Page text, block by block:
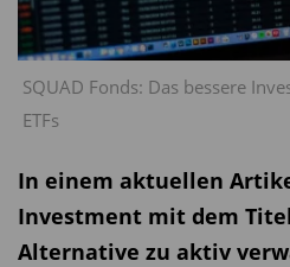
SQUAD Fonds: Das bessere
ETFs
In einem aktuellen
Investment mit dem Titel
Alternative zu aktiv